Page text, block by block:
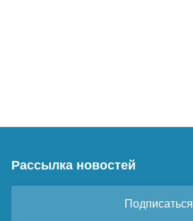
Рассылка новостей
Подписаться